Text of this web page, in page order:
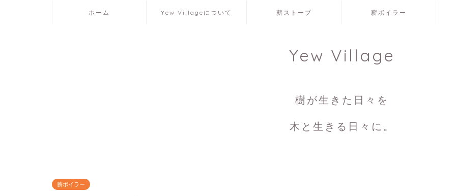
ホーム Yew Villageについて 薪ストーブ 薪ボイラー
Yew Village
樹が生きた日々を
木と生きる日々に。
薪ボイラー